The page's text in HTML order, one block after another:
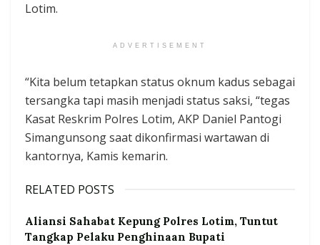
Lotim.
ADVERTISEMENT
“Kita belum tetapkan status oknum kadus sebagai
tersangka tapi masih menjadi status saksi, “tegas
Kasat Reskrim Polres Lotim, AKP Daniel Pantogi
Simangunsong saat dikonfirmasi wartawan di
kantornya, Kamis kemarin.
RELATED POSTS
Aliansi Sahabat Kepung Polres Lotim, Tuntut
Tangkap Pelaku Penghinaan Bupati